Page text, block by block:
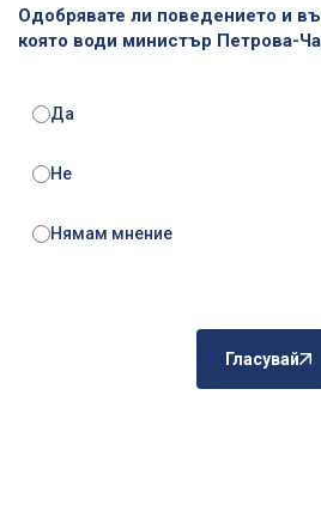
Одобрявате ли поведението и
която води министър Петрова-
Да
Не
Нямам мнение
Гласувай